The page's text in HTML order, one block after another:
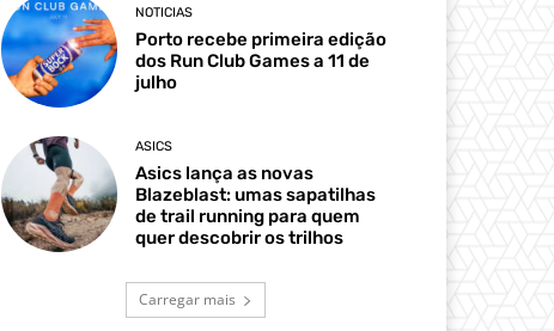
NOTICIAS
Porto recebe primeira edição
dos Run Club Games a 11 de
julho
ASICS
Asics lança as novas
Blazeblast: umas sapatilhas
de trail running para quem
quer descobrir os trilhos
Carregar mais